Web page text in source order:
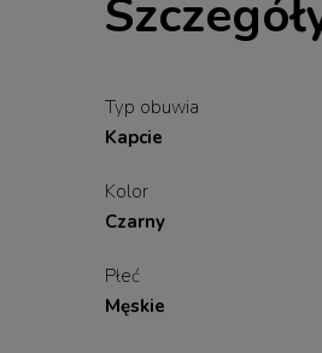
Typ obuwia
Kapcie
Kolor
Czarny
Płeć
Męskie